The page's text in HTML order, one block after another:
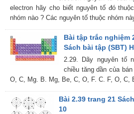
electron hãy cho biết nguyên tố đó
nhóm nào ? Các nguyên tố thuộc nhóm
Bài tập trắc nghiệm
Sách bài tập (SBT)
2.29. Dãy nguyên tố
chiều tăng dần của
O, C, Mg. B. Mg, Be, C, O, F. C. F, O, C,
Bài 2.39 trang 21
10